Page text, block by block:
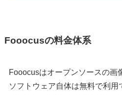
Fooocusの料金体系
Fooocusはオープンソースの画
ソフトウェア自体は無料で利